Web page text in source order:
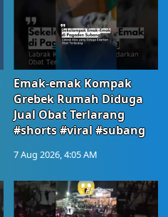
Emak-emak Kompak
Grebek Rumah Diduga
Jual Obat Terlarang
#shorts #viral #subang
7 Aug 2026, 4:05 AM